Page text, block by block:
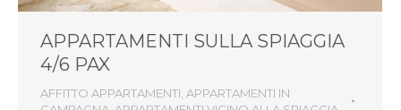
APPARTAMENTI SULLA SPIAGGIA
4/6 PAX
AFFITTO APPARTAMENTI, APPARTAMENTI IN